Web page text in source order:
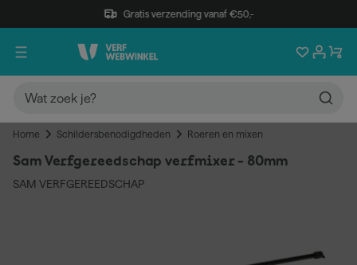
Gratis verzending vanaf €50,-
Home Schildersbenodigdheden Roeren en mixen
Sam Verfgereedschap verfmixer - 80mm
SAM VERFGEREEDSCHAP